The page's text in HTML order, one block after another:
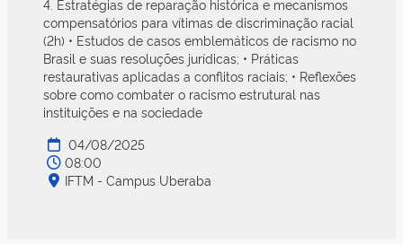
4. Estratégias de reparação histórica e mecanismos
compensatórios para vítimas de discriminação racial
(2h) • Estudos de casos emblemáticos de racismo no
Brasil e suas resoluções jurídicas; • Práticas
restaurativas aplicadas a conflitos raciais; • Reflexões
sobre como combater o racismo estrutural nas
instituições e na sociedade
04/08/2025
08:00
IFTM - Campus Uberaba